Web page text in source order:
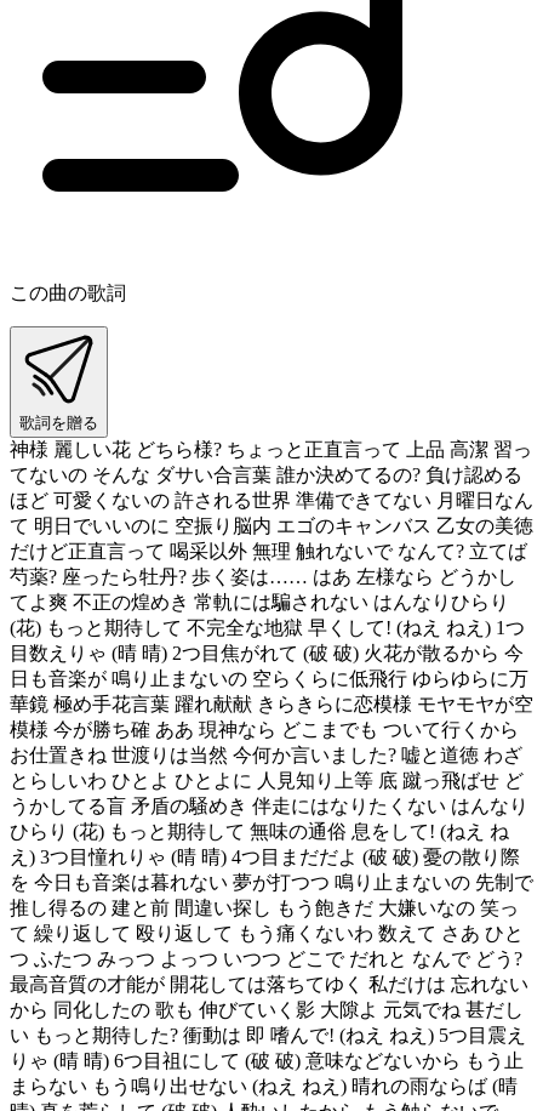
この曲の歌詞
歌詞を贈る
神様 麗しい花 どちら様? ちょっと正直言って 上品 高潔 習っ
てないの そんな ダサい合言葉 誰か決めてるの? 負け認める
ほど 可愛くないの 許される世界 準備できてない 月曜日なん
て 明日でいいのに 空振り脳内 エゴのキャンバス 乙女の美徳
だけど正直言って 喝采以外 無理 触れないで なんて? 立てば
芍薬? 座ったら牡丹? 歩く姿は…… はあ 左様なら どうかし
てよ爽 不正の煌めき 常軌には騙されない はんなりひらり
(花) もっと期待して 不完全な地獄 早くして! (ねえ ねえ) 1つ
目数えりゃ (晴 晴) 2つ目焦がれて (破 破) 火花が散るから 今
日も音楽が 鳴り止まないの 空らくらに低飛行 ゆらゆらに万
華鏡 極め手花言葉 躍れ献献 きらきらに恋模様 モヤモヤが空
模様 今が勝ち確 ああ 現神なら どこまでも ついて行くから
お仕置きね 世渡りは当然 今何か言いました? 嘘と道徳 わざ
とらしいわ ひとよ ひとよに 人見知り上等 底 蹴っ飛ばせ ど
うかしてる盲 矛盾の騒めき 伴走にはなりたくない はんなり
ひらり (花) もっと期待して 無味の通俗 息をして! (ねえ ね
え) 3つ目憧れりゃ (晴 晴) 4つ目まだだよ (破 破) 憂の散り際
を 今日も音楽は暮れない 夢が打つつ 鳴り止まないの 先制で
推し得るの 建と前 間違い探し もう飽きだ 大嫌いなの 笑っ
て 繰り返して 殴り返して もう痛くないわ 数えて さあ ひと
つ ふたつ みっつ よっつ いつつ どこで だれと なんで どう?
最高音質の才能が 開花しては落ちてゆく 私だけは 忘れない
から 同化したの 歌も 伸びていく影 大隙よ 元気でね 甚だし
い もっと期待した? 衝動は 即 嗜んで! (ねえ ねえ) 5つ目震え
りゃ (晴 晴) 6つ目祖にして (破 破) 意味などないから もう止
まらない もう鳴り出せない (ねえ ねえ) 晴れの雨ならば (晴